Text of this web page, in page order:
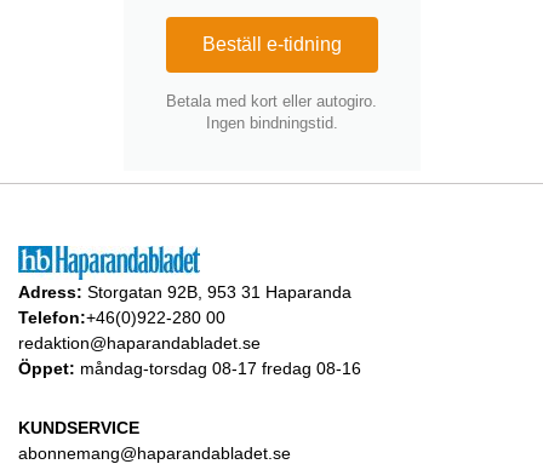
Beställ e-tidning
Betala med kort eller autogiro.
Ingen bindningstid.
Adress: Storgatan 92B, 953 31 Haparanda
Telefon:+46(0)922-280 00
redaktion@haparandabladet.se
Öppet: måndag-torsdag 08-17 fredag 08-16
KUNDSERVICE
abonnemang@haparandabladet.se